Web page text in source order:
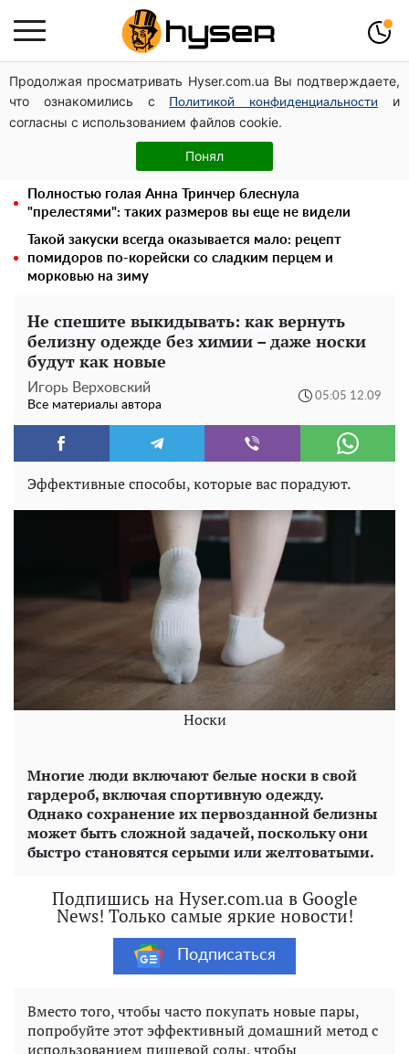
Продолжая просматривать Hyser.com.ua Вы подтверждаете,
что ознакомились с
Политикой конфиденциальности
и
согласны с использованием файлов cookie.
Понял
Павел Прудников и его удивительная карьера от
актера в российском театре до номинанта в
руководители Федерации профсоюзов
Елена Тополя слив видео – это далеко не все:
фронтмен "Антитела" Тарас Тополя стал следующим
Полностью голая Анна Тринчер блеснула
"прелестями": таких размеров вы еще не видели
Такой закуски всегда оказывается мало: рецепт
помидоров по-корейски со сладким перцем и
морковью на зиму
Не спешите выкидывать: как вернуть
белизну одежде без химии – даже носки
будут как новые
Игорь Верховский
Все материалы автора
05:05 12.09
Эффективные способы, которые вас порадуют.
Носки
Многие люди включают белые носки в свой
гардероб, включая спортивную одежду.
Однако сохранение их первозданной белизны
может быть сложной задачей, поскольку они
быстро становятся серыми или желтоватыми.
Подпишись на Hyser.com.ua в Google
News! Только самые яркие новости!
Подписаться
Вместо того, чтобы часто покупать новые пары,
попробуйте этот эффективный домашний метод с
использованием пищевой соды, чтобы